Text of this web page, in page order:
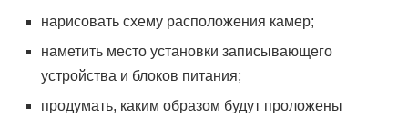
нарисовать схему расположения камер;
наметить место установки записывающего
устройства и блоков питания;
продумать, каким образом будут проложены